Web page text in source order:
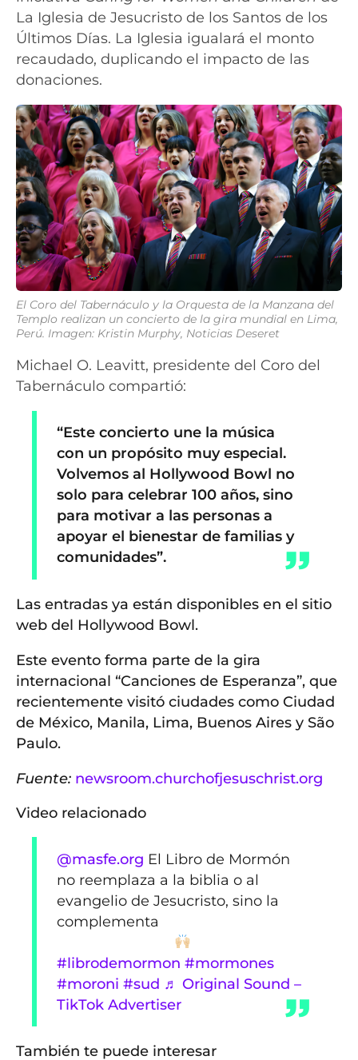
La Iglesia de Jesucristo de los Santos de los
Últimos Días. La Iglesia igualará el monto
recaudado, duplicando el impacto de las
donaciones.
El Coro del Tabernáculo y la Orquesta de la Manzana del
Templo realizan un concierto de la gira mundial en Lima,
Perú. Imagen: Kristin Murphy, Noticias Deseret
Michael O. Leavitt, presidente del Coro del
Tabernáculo compartió:
“Este concierto une la música
con un propósito muy especial.
Volvemos al Hollywood Bowl no
solo para celebrar 100 años, sino
para motivar a las personas a
apoyar el bienestar de familias y
comunidades”.
Las entradas ya están disponibles en el sitio
web del Hollywood Bowl.
Este evento forma parte de la gira
internacional “Canciones de Esperanza”, que
recientemente visitó ciudades como Ciudad
de México, Manila, Lima, Buenos Aires y São
Paulo.
Fuente: newsroom.churchofjesuschrist.org
Video relacionado
@masfe.org El Libro de Mormón
no reemplaza a la biblia o al
evangelio de Jesucristo, sino la
complementa
#librodemormon #mormones
#moroni #sud ♬ Original Sound –
TikTok Advertiser
También te puede interesar